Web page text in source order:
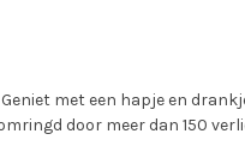
met een hapje en
door meer dan 150